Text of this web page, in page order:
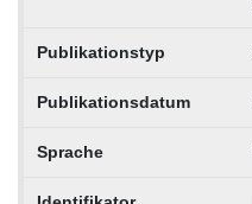
Publikationstyp
Publikationsdatum
Sprache